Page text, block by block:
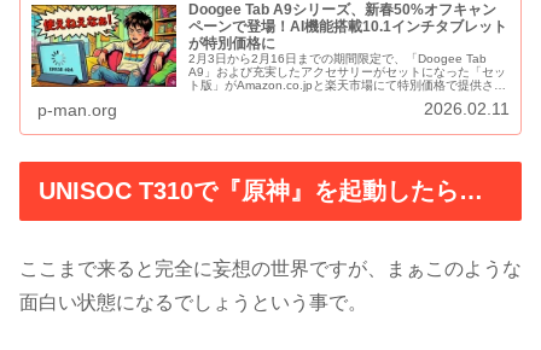
Doogee Tab A9シリーズ、新春50%オフキャン
ペーンで登場！AI機能搭載10.1インチタブレット
が特別価格に
2月3日から2月16日までの期間限定で、「Doogee Tab
A9」および充実したアクセサリーがセットになった「セッ
ト版」がAmazon.co.jpと楽天市場にて特別価格で提供され
るこの機会に、仕事や学習、エンターテイメントに活用で
p-man.org 2026.02.11
UNISOC T310で『原神』を起動したら…
ここまで来ると完全に妄想の世界ですが、まぁこのような
面白い状態になるでしょうという事で。